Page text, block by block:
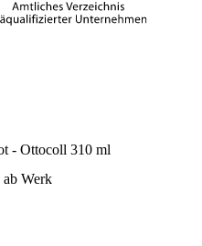
- Ottocoll 310 ml
ab Werk